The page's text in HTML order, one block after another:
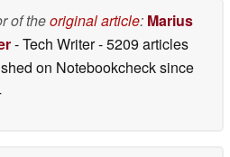
of theoriginal article: Marius
- Tech Writer- 5209 articles
on Notebookchecksince